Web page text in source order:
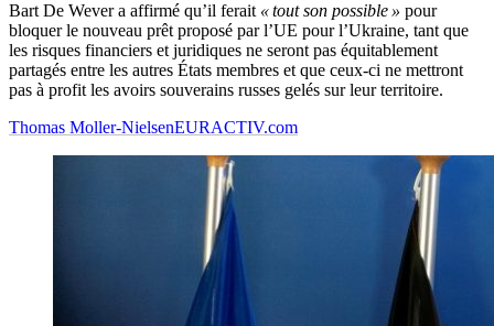
Bart De Wever a affirmé qu’il ferait « tout son possible » pour
bloquer le nouveau prêt proposé par l’UE pour l’Ukraine, tant que
les risques financiers et juridiques ne seront pas équitablement
partagés entre les autres États membres et que ceux-ci ne mettront
pas à profit les avoirs souverains russes gelés sur leur territoire.
Thomas Moller-NielsenEURACTIV.com